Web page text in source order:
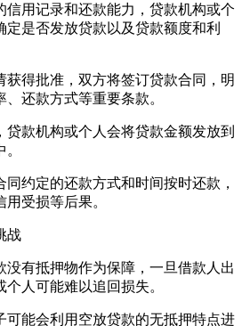
信用记录和还款能力，贷款机构或个
定是否发放贷款以及贷款额度和利
获得批准，双方将签订贷款合同，明
还款方式等重要条款。
贷款机构或个人会将贷款金额发放到
约定的还款方式和时间按时还款，
受损等后果。
战
没有抵押物作为保障，一旦借款人出
人可能难以追回损失。
可能会利用空放贷款的无抵押特点进